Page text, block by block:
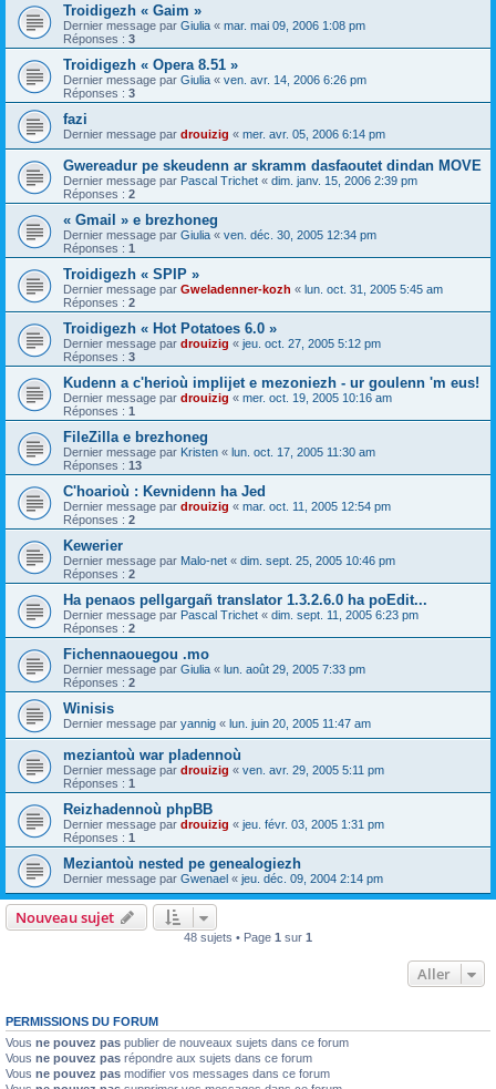
Troidigezh « Gaim »
Dernier message par Giulia « mar. mai 09, 2006 1:08 pm
Réponses : 3
Troidigezh « Opera 8.51 »
Dernier message par Giulia « ven. avr. 14, 2006 6:26 pm
Réponses : 3
fazi
Dernier message par drouizig « mer. avr. 05, 2006 6:14 pm
Gwereadur pe skeudenn ar skramm dasfaoutet dindan MOVE
Dernier message par Pascal Trichet « dim. janv. 15, 2006 2:39 pm
Réponses : 2
« Gmail » e brezhoneg
Dernier message par Giulia « ven. déc. 30, 2005 12:34 pm
Réponses : 1
Troidigezh « SPIP »
Dernier message par Gweladenner-kozh « lun. oct. 31, 2005 5:45 am
Réponses : 2
Troidigezh « Hot Potatoes 6.0 »
Dernier message par drouizig « jeu. oct. 27, 2005 5:12 pm
Réponses : 3
Kudenn a c'herioù implijet e mezoniezh - ur goulenn 'm eus!
Dernier message par drouizig « mer. oct. 19, 2005 10:16 am
Réponses : 1
FileZilla e brezhoneg
Dernier message par Kristen « lun. oct. 17, 2005 11:30 am
Réponses : 13
C'hoarioù : Kevnidenn ha Jed
Dernier message par drouizig « mar. oct. 11, 2005 12:54 pm
Réponses : 2
Kewerier
Dernier message par Malo-net « dim. sept. 25, 2005 10:46 pm
Réponses : 2
Ha penaos pellgargañ translator 1.3.2.6.0 ha poEdit...
Dernier message par Pascal Trichet « dim. sept. 11, 2005 6:23 pm
Réponses : 2
Fichennaouegou .mo
Dernier message par Giulia « lun. août 29, 2005 7:33 pm
Réponses : 2
Winisis
Dernier message par yannig « lun. juin 20, 2005 11:47 am
meziantoù war pladennoù
Dernier message par drouizig « ven. avr. 29, 2005 5:11 pm
Réponses : 1
Reizhadennoù phpBB
Dernier message par drouizig « jeu. févr. 03, 2005 1:31 pm
Réponses : 1
Meziantoù nested pe genealogiezh
Dernier message par Gwenael « jeu. déc. 09, 2004 2:14 pm
Nouveau sujet
48 sujets • Page 1 sur 1
Aller
PERMISSIONS DU FORUM
Vous ne pouvez pas publier de nouveaux sujets dans ce forum
Vous ne pouvez pas répondre aux sujets dans ce forum
Vous ne pouvez pas modifier vos messages dans ce forum